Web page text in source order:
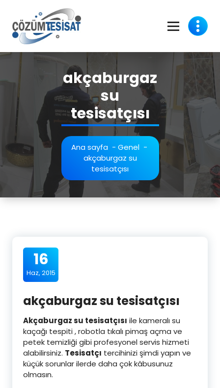
akçaburgaz
su
tesisatçısı
Ana sayfa- Genel-
akçaburgaz su
tesisatçısı
16
Haz, 2015
akçaburgaz su tesisatçısı
Akçaburgaz su tesisatçısı ile kameralı su
kaçağı tespiti , robotla tıkalı pimaş açma ve
petek temizliği gibi profesyonel servis hizmeti
alabilirsiniz. Tesisatçı tercihinizi şimdi yapın ve
küçük sorunlar ilerde daha çok kâbusunuz
olmasın.